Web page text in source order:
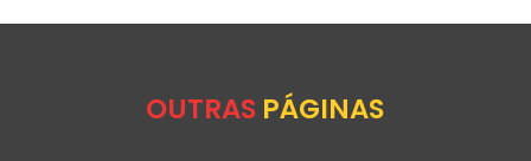
OUTRAS PÁGINAS